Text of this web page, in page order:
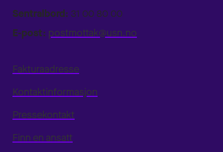
Sentralbord: 31 00 80 00
E-post: postmottak@usn.no
Fakturaadresse
Kontaktinformasjon
Pressekontakt
Finn en ansatt